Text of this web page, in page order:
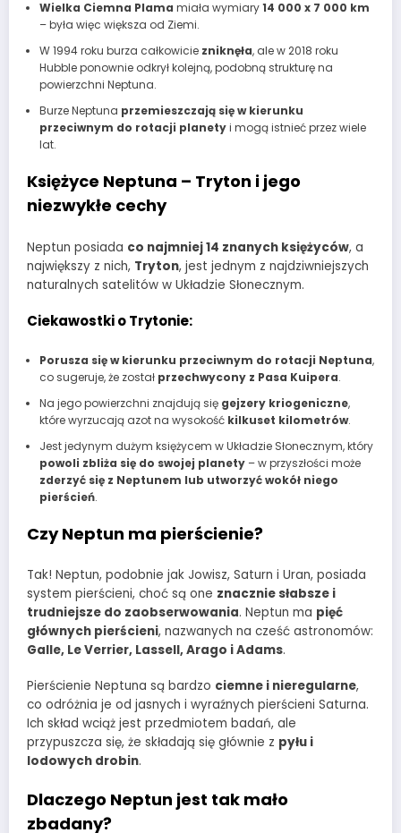
Wielka Ciemna Plama miała wymiary14 000 x 7 000 km
– była więc większa od Ziemi.
W 1994 roku burza całkowicie zniknęła, ale w 2018 roku
Hubble ponownie odkrył kolejną, podobną strukturę na
powierzchni Neptuna.
Burze Neptuna przemieszczają się w kierunku
przeciwnym do rotacji planetyi mogą istnieć przez wiele
lat.
Księżyce Neptuna – Tryton i jego
niezwykłe cechy
Neptun posiada co najmniej 14 znanych księżyców, a
największy z nich, Tryton, jest jednym z najdziwniejszych
naturalnych satelitów w Układzie Słonecznym.
Ciekawostki o Trytonie:
Porusza się w kierunku przeciwnym do rotacji Neptuna,
co sugeruje, że został przechwycony z Pasa Kuipera.
Na jego powierzchni znajdują się gejzery kriogeniczne,
które wyrzucają azot na wysokość kilkuset kilometrów.
Jest jedynym dużym księżycem w Układzie Słonecznym, który
powoli zbliża się do swojej planety– w przyszłości może
zderzyć się z Neptunem lub utworzyć wokół niego
pierścień.
Czy Neptun ma pierścienie?
Tak! Neptun, podobnie jak Jowisz, Saturn i Uran, posiada
system pierścieni, choć są one znacznie słabsze i
trudniejsze do zaobserwowania. Neptun ma pięć
głównych pierścieni, nazwanych na cześć astronomów:
Galle, Le Verrier, Lassell, Arago i Adams.
Pierścienie Neptuna są bardzo ciemne i nieregularne,
co odróżnia je od jasnych i wyraźnych pierścieni Saturna.
Ich skład wciąż jest przedmiotem badań, ale
przypuszcza się, że składają się głównie z pyłu i
lodowych drobin.
Dlaczego Neptun jest tak mało
zbadany?